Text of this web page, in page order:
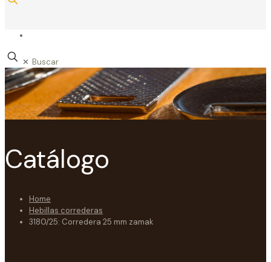
✕
Catálogo
Home
Hebillas correderas
3180/25: Corredera 25 mm zamak